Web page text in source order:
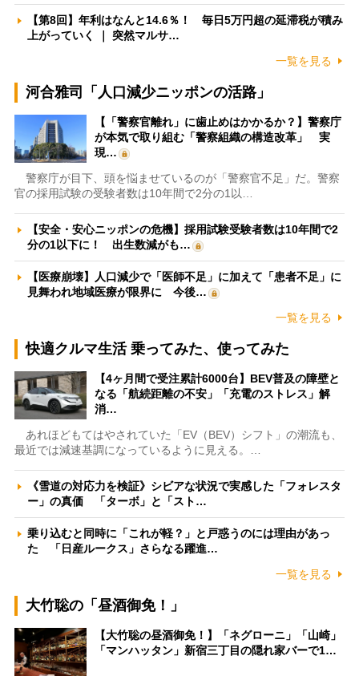
【第8回】年利はなんと14.6％！ 毎日5万円超の延滞税が積み
上がっていく ｜ 突然マルサ…
一覧を見る
河合雅司「人口減少ニッポンの活路」
【「警察官離れ」に歯止めはかかるか？】警察庁
が本気で取り組む「警察組織の構造改革」 実
現…
警察庁が目下、頭を悩ませているのが「警察官不足」だ。警察
官の採用試験の受験者数は10年間で2分の1以…
【安全・安心ニッポンの危機】採用試験受験者数は10年間で2
分の1以下に！ 出生数減がも…
【医療崩壊】人口減少で「医師不足」に加えて「患者不足」に
見舞われ地域医療が限界に 今後…
一覧を見る
快適クルマ生活 乗ってみた、使ってみた
【4ヶ月間で受注累計6000台】BEV普及の障壁と
なる「航続距離の不安」「充電のストレス」解
消…
あれほどもてはやされていた「EV（BEV）シフト」の潮流も、
最近では減速基調になっているように見える。…
《雪道の対応力を検証》シビアな状況で実感した「フォレスタ
ー」の真価 「ターボ」と「スト…
乗り込むと同時に「これが軽？」と戸惑うのには理由があっ
た 「日産ルークス」さらなる躍進…
一覧を見る
大竹聡の「昼酒御免！」
【大竹聡の昼酒御免！】「ネグローニ」「山崎」
「マンハッタン」新宿三丁目の隠れ家バーで1…